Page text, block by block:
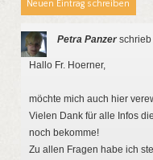
Petra Panzer schrieb
Hallo Fr. Hoerner,
möchte mich auch hier
Vielen Dank für alle Infos
noch bekomme!
Zu allen Fragen habe ich